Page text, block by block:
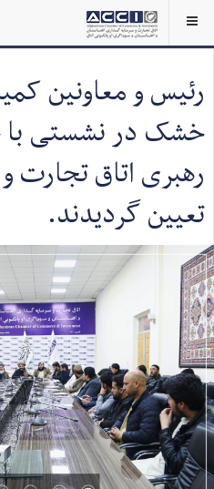
رئیس و معاونین
خشک در نشستی
رهبری اتاق تجارت
تعیین گردیدند.